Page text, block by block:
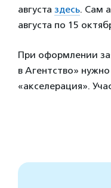
августа здесь. Сам
августа по 15
При оформлении
в Агентство»
«акселерация».